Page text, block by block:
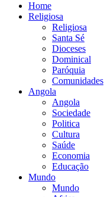
Home
Religiosa
Religiosa
Santa Sé
Dioceses
Dominical
Paróquia
Comunidades
Angola
Angola
Sociedade
Politica
Cultura
Saúde
Economia
Educação
Mundo
Mundo